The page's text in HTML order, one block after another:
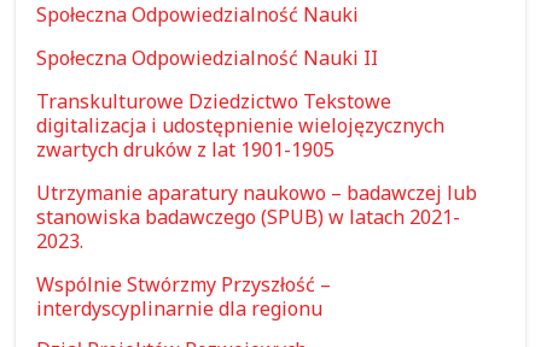
Społeczna Odpowiedzialność Nauki
Społeczna Odpowiedzialność Nauki II
Transkulturowe Dziedzictwo Tekstowe
digitalizacja i udostępnienie wielojęzycznych
zwartych druków z lat 1901-1905
Utrzymanie aparatury naukowo – badawczej lub
stanowiska badawczego (SPUB) w latach 2021-
2023.
Wspólnie Stwórzmy Przyszłość –
interdyscyplinarnie dla regionu